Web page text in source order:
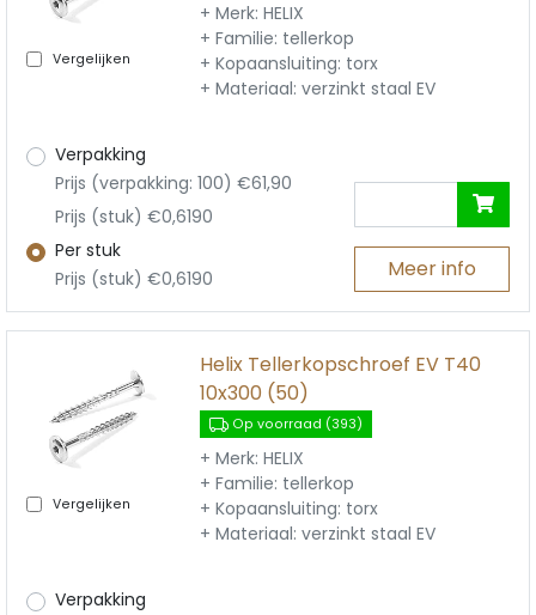
Vergelijken
+ Merk: HELIX
+ Familie: tellerkop
+ Kopaansluiting: torx
+ Materiaal: verzinkt staal EV
Verpakking
Prijs (verpakking: 100) €61,90
Prijs (stuk) €0,6190
Per stuk
Prijs (stuk) €0,6190
Meer info
Vergelijken
Helix Tellerkopschroef EV T40
10x300 (50)
Op voorraad (393)
+ Merk: HELIX
+ Familie: tellerkop
+ Kopaansluiting: torx
+ Materiaal: verzinkt staal EV
Verpakking